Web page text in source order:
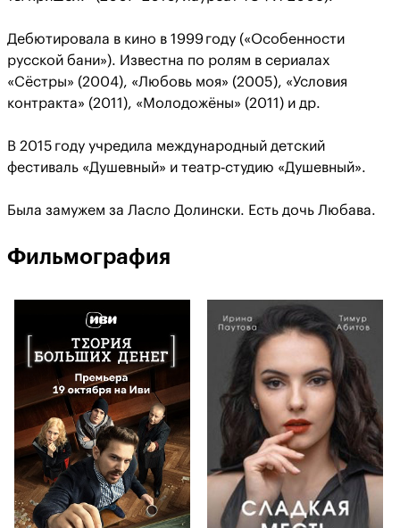
Дебютировала в кино в 1999 году («Особенности
русской бани»). Известна по ролям в сериалах
«Сёстры» (2004), «Любовь моя» (2005), «Условия
контракта» (2011), «Молодожёны» (2011) и др.
В 2015 году учредила международный детский
фестиваль «Душевный» и театр‑студию «Душевный».
Была замужем за Ласло Долински. Есть дочь Любава.
Фильмография